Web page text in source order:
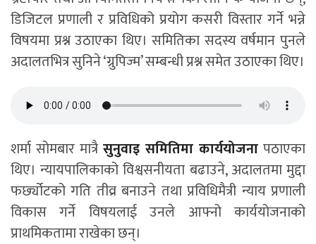
डिजिटल प्रणाली र प्रविधिको प्रयोग कसरी विस्तार गर्ने भन्ने
विषयमा प्रश्न उठाएका थिए। समितिका सदस्य वर्षमान पुनले
अदालतभित्र सुनिने ‘ग्रुपिज्म’ सम्बन्धी प्रश्न समेत उठाएका थिए।
शर्मा सोमबार मात्रै सुनुवाइ समितिमा कार्ययोजना पठाएका
थिए। न्यायपालिकाको विश्वसनीयता बढाउने, अदालतमा मुद्दा
फर्छ्योटको गति तीव्र बनाउने तथा प्रविधिमैत्री न्याय प्रणाली
विकास गर्ने विषयलाई उनले आफ्नो कार्ययोजनाको
प्राथमिकतामा राखेका छन्।